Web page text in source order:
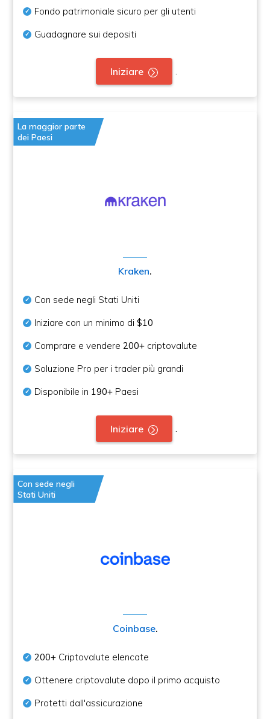
Fondo patrimoniale sicuro per gli utenti
Guadagnare sui depositi
Iniziare
La maggior parte
dei Paesi
Kraken.
Con sede negli Stati Uniti
Iniziare con un minimo di$10
Comprare e vendere200+ criptovalute
Soluzione Pro per i trader più grandi
Disponibile in 190+ Paesi
Iniziare
Con sede negli
Stati Uniti
Coinbase.
200+ Criptovalute elencate
Ottenere criptovalute dopo il primo acquisto
Protetti dall'assicurazione